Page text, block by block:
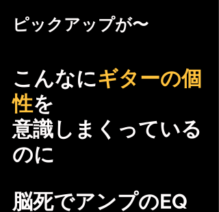
ピックアップが〜
こんなにギターの個
性を
意識しまくっている
のに
脳死でアンプのEQ